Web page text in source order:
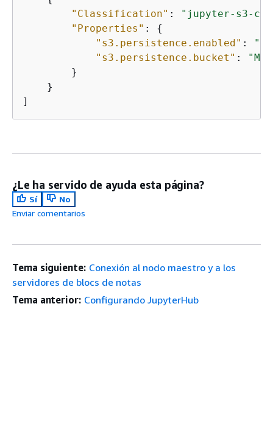
"Classification" :
"jupyter-s3-
"Properties" : {
"s3.persistence.enabled" :
"s3.persistence.bucket" :
        }
    }
]
¿Le ha servido de ayuda esta página?
Sí
No
Enviar comentarios
Tema siguiente: Conexión al nodo maestro y a los
servidores de blocs de notas
Tema anterior: Configurando JupyterHub